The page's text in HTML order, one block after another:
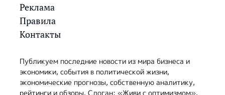
Реклама
Правила
Контакты
Публикуем последние новости из мира бизнеса и
экономики, события в политической жизни,
экономические прогнозы, собственную аналитику,
рейтинги и обзоры. Слоган: «Живи с оптимизмом».